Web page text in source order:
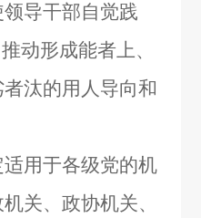
导干部自觉践
动形成能者上、
汰的用人导向和
于各级党的机
关、政协机关、